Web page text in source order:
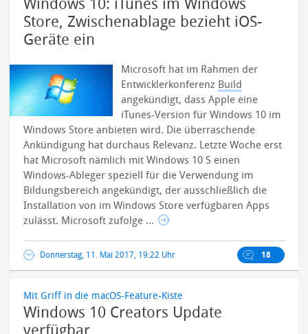
Windows 10: iTunes im Windows
Store, Zwischenablage bezieht iOS-
Geräte ein
Microsoft hat im Rahmen der
Entwicklerkonferenz Build
angekündigt, dass Apple eine
iTunes-Version für Windows 10 im
Windows Store anbieten wird. Die überraschende
Ankündigung hat durchaus Relevanz. Letzte Woche erst
hat Microsoft nämlich mit Windows 10 S einen
Windows-Ableger speziell für die Verwendung im
Bildungsbereich angekündigt, der ausschließlich die
Installation von im Windows Store verfügbaren Apps
zulässt. Microsoft zufolge ...
Donnerstag, 11. Mai 2017, 19:22 Uhr 18
Mit Griff in die macOS-Feature-Kiste
Windows 10 Creators Update